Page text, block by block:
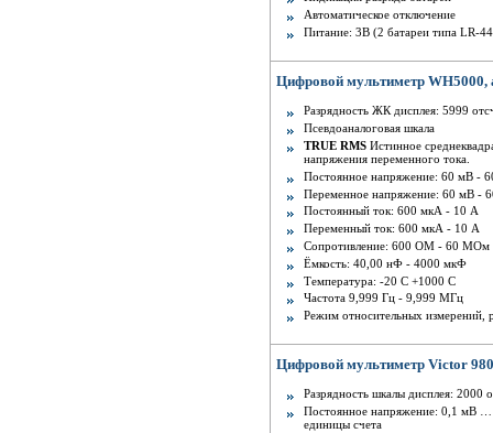
Автоматическое отключение
Питание: 3В (2 батареи типа LR-
Цифровой мультиметр WH5000,
Разрядность ЖК дисплея: 5999
Псевдоаналоговая шкала
TRUE RMSИстинное
напряжения переменного тока.
Постоянное напряжение: 60 мВ -
Переменное напряжение: 60 мВ -
Постоянный ток: 600 мкА - 10 А
Переменный ток: 600 мкА - 10 А
Сопротивление: 600 ОМ - 60 МОм
Ёмкость: 40,00 нФ - 4000 мкФ
Температура: -20 С +1000 С
Частота 9,999 Гц - 9,999 МГц
Режим относительных измерений,
Цифровой мультиметр Victor
Разрядность шкалы дисплея: 2000
Постоянное напряжение: 0,1 мВ …
единицы счета